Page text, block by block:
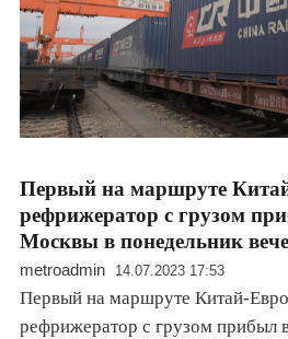
Первый на маршруте
рефрижератор с грузом
Москвы в понедельник
metroadmin 14.07.2023 17:53
Первый на маршруте Китай-
рефрижератор с грузом прибыл